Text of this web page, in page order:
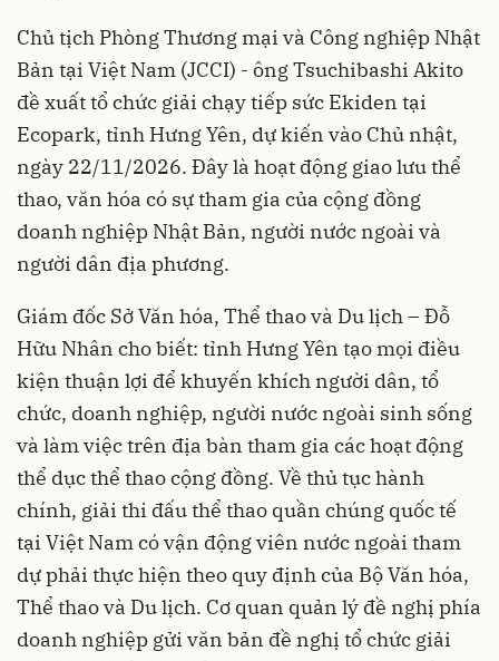
Chủ tịch Phòng Thương mại và Công nghiệp Nhật
Bản tại Việt Nam (JCCI) - ông Tsuchibashi Akito
đề xuất tổ chức giải chạy tiếp sức Ekiden tại
Ecopark, tỉnh Hưng Yên, dự kiến vào Chủ nhật,
ngày 22/11/2026. Đây là hoạt động giao lưu thể
thao, văn hóa có sự tham gia của cộng đồng
doanh nghiệp Nhật Bản, người nước ngoài và
người dân địa phương.
Giám đốc Sở Văn hóa, Thể thao và Du lịch – Đỗ
Hữu Nhân cho biết: tỉnh Hưng Yên tạo mọi điều
kiện thuận lợi để khuyến khích người dân, tổ
chức, doanh nghiệp, người nước ngoài sinh sống
và làm việc trên địa bàn tham gia các hoạt động
thể dục thể thao cộng đồng. Về thủ tục hành
chính, giải thi đấu thể thao quần chúng quốc tế
tại Việt Nam có vận động viên nước ngoài tham
dự phải thực hiện theo quy định của Bộ Văn hóa,
Thể thao và Du lịch. Cơ quan quản lý đề nghị phía
doanh nghiệp gửi văn bản đề nghị tổ chức giải